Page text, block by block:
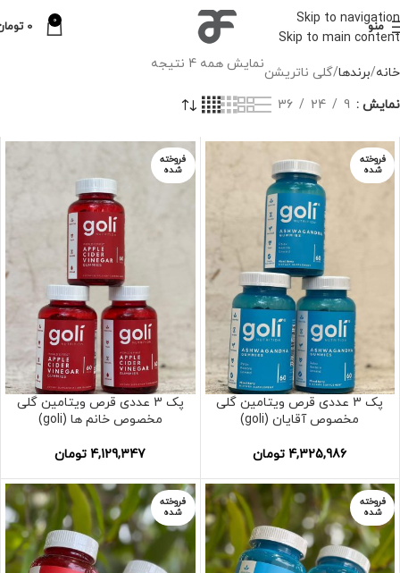
Skip to navigation
Skip to main content
منو 0
0
خانه برندها گلی ناتریشن
نمایش همه 4 نتیجه
نمایش 9
24
36
فروخته
شده
پک 3 عددی قرص ویتامین گلی
مخصوص آقایان (goli)
4,325,986 تومان
فروخته
شده
پک 3 عددی قرص ویتامین گلی
مخصوص خانم ها (goli)
4,129,347 تومان
فروخته
شده
فروخته
شده